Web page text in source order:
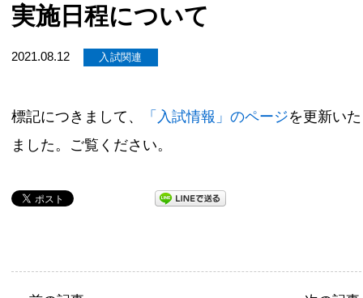
実施日程について
2021.08.12 入試関連
標記につきまして、 「入試情報」のページを更新い
ました。ご覧ください。